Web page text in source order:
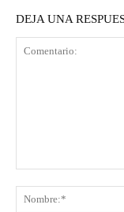
DEJA UNA